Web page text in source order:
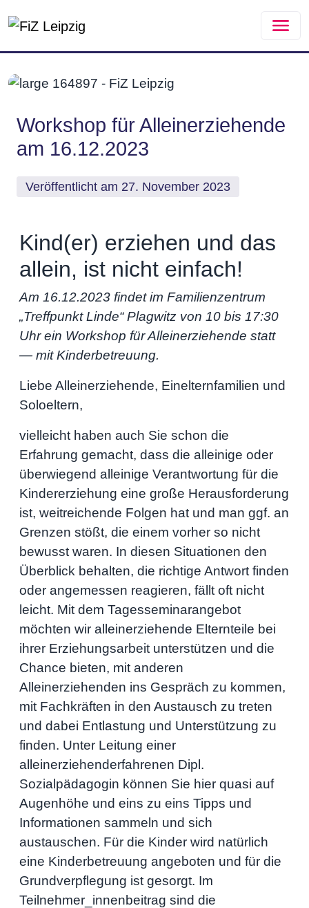
Workshop für Alleinerziehende
am 16.12.2023
Veröffentlicht am 27. November 2023
Kind(er) erziehen und das
allein, ist nicht einfach!
Am 16.12.2023 findet im Familienzentrum
„Treffpunkt Linde“ Plagwitz von 10 bis 17:30
Uhr ein Workshop für Alleinerziehende statt
— mit Kinderbetreuung.
Liebe Alleinerziehende, Einelternfamilien und
Soloeltern,
vielleicht haben auch Sie schon die
Erfahrung gemacht, dass die alleinige oder
überwiegend alleinige Verantwortung für die
Kindererziehung eine große Herausforderung
ist, weitreichende Folgen hat und man ggf. an
Grenzen stößt, die einem vorher so nicht
bewusst waren. In diesen Situationen den
Überblick behalten, die richtige Antwort finden
oder angemessen reagieren, fällt oft nicht
leicht. Mit dem Tagesseminarangebot
möchten wir alleinerziehende Elternteile bei
ihrer Erziehungsarbeit unterstützen und die
Chance bieten, mit anderen
Alleinerziehenden ins Gespräch zu kommen,
mit Fachkräften in den Austausch zu treten
und dabei Entlastung und Unterstützung zu
finden. Unter Leitung einer
alleinerziehenderfahrenen Dipl.
Sozialpädagogin können Sie hier quasi auf
Augenhöhe und eins zu eins Tipps und
Informationen sammeln und sich
austauschen. Für die Kinder wird natürlich
eine Kinderbetreuung angeboten und für die
Grundverpflegung ist gesorgt. Im
Teilnehmer_innenbeitrag sind die